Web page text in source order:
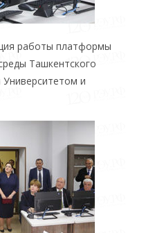
работы платформы
Ташкентского
и